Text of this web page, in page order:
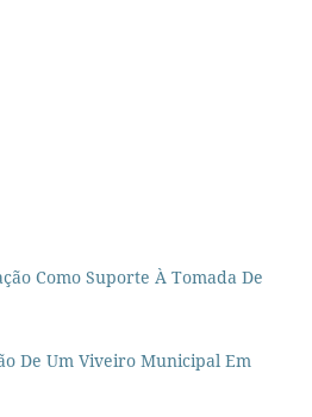
Como Suporte À Tomada De
De Um Viveiro Municipal Em